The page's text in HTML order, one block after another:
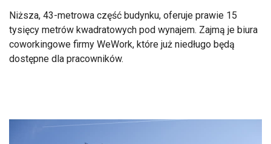
Niższa, 43-metrowa część budynku, oferuje prawie 15
tysięcy metrów kwadratowych pod wynajem. Zajmą je biura
coworkingowe firmy WeWork, które już niedługo będą
dostępne dla pracowników.